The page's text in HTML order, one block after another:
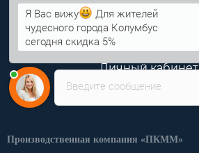
Информация
Категории
Личный кабинет
Производственная компания «ПКММ»
Введите сообщение
Я Вас вижу
Для жителей
чудесного города Колумбус
сегодня скидка 5%